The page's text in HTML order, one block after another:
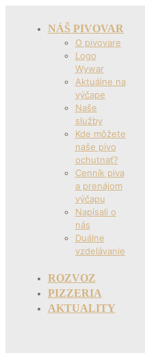
NÁŠ PIVOVAR
O pivovare
Logo
Wywar
Aktuálne na
výčape
Naše
služby
Kde môžete
naše pivo
ochutnať?
Cenník piva
a prenájom
výčapu
Napísali o
nás
Duálne
ROZVOZ
PIZZERIA